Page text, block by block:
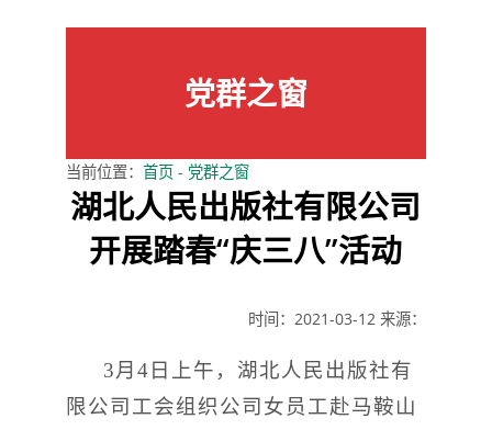
党群之窗
当前位置： 首页- 党群之窗
湖北人民出版社有限公司
开展踏春“庆三八”活动
时间：2021-03-12 来源：
3月4日上午，湖北人民出版社有
限公司工会组织公司女员工赴马鞍山